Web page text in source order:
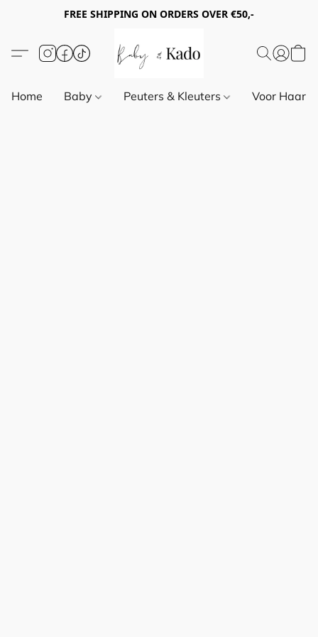
FREE SHIPPING ON ORDERS OVER €50,-
Home Baby Peuters & Kleuters Voor Haar